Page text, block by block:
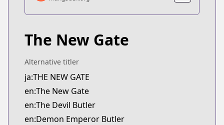
https://mangadex.org/title/69e218ec-93eb-4025-
The New Gate
Alternative titler
ja:THE NEW GATE
en:The New Gate
en:The Devil Butler
en:Demon Emperor Butler